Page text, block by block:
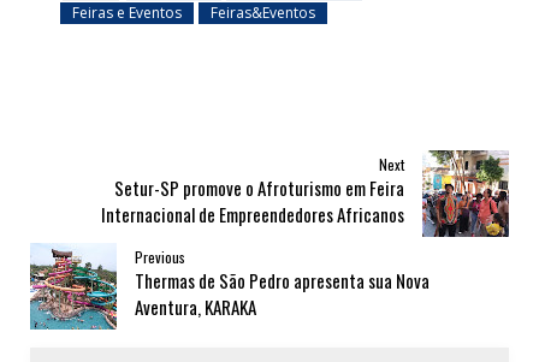
Feiras e Eventos
Feiras&Eventos
Next
Setur-SP promove o Afroturismo em Feira
Internacional de Empreendedores Africanos
Previous
Thermas de São Pedro apresenta sua Nova
Aventura, KARAKA